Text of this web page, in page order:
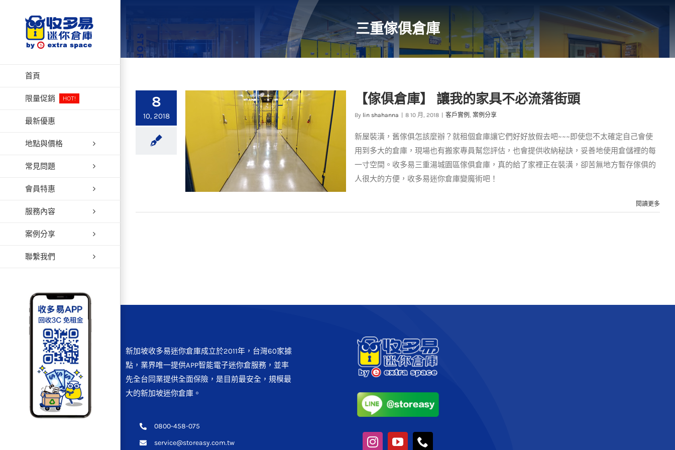
首頁
限量促銷 HOT!
最新優惠
地點與價格
常見問題
會員特惠
服務內容
案例分享
聯繫我們
三重傢俱倉庫
8
10, 2018
【傢俱倉庫】 讓我的家具不必流落街頭
By lin shahanna 8 10 月, 2018 客戶實例 , 案例分享
新屋裝潢，舊傢俱怎該麼辦？就租個倉庫讓它們好好放假去吧~~~即使您不太確定自己會使
用到多大的倉庫，現場也有搬家專員幫您評估，也會提供收納秘訣，妥善地使用倉儲裡的每
一寸空間。收多易三重湯城園區傢俱倉庫，真的給了家裡正在裝潢，卻苦無地方暫存傢俱的
人很大的方便，收多易迷你倉庫變魔術吧！
閱讀更多
新加坡收多易迷你倉庫成立於2011年，台灣60家據
點，業界唯一提供APP智能電子迷你倉服務，並率
先全台同業提供全面保險，是目前最安全，規模最
大的新加坡迷你倉庫。
0800-458-075
service@storeasy.com.tw